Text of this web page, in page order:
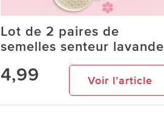
Lot de 2 paires de
semelles senteur lavande
4,99 Voir l’article